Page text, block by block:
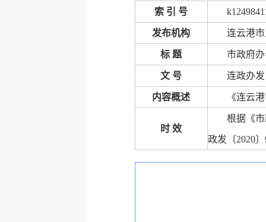
索 引 号
发布机构 连云港
标 题 市政府
文 号 连政办发
内容概述 《连云
时 效
根据《
政发〔2020